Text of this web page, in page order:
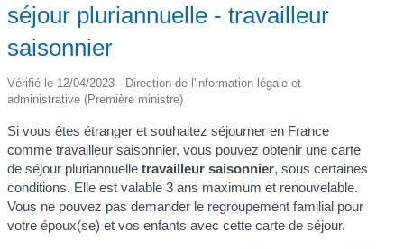
séjour pluriannuelle - travailleur
saisonnier
Vérifié le 12/04/2023 - Direction de l'information légale et
administrative (Première ministre)
Si vous êtes étranger et souhaitez séjourner en France
comme travailleur saisonnier, vous pouvez obtenir une carte
de séjour pluriannuelletravailleur saisonnier, sous certaines
conditions. Elle est valable 3 ans maximum et renouvelable.
Vous ne pouvez pas demander le regroupement familial pour
votre époux(se) et vos enfants avec cette carte de séjour.